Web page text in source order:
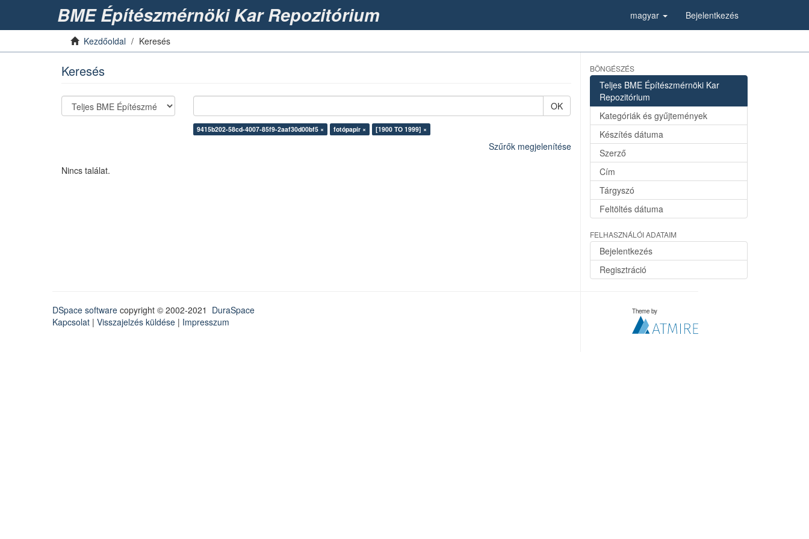
BME Építészmérnöki Kar Repozitórium magyar Bejelentkezés
Kezdőoldal Keresés
Keresés
OK
9415b202-58cd-4007-85f9-2aaf30d00bf5 × fotópapír × [1900 TO 1999] ×
Szűrők megjelenítése
Nincs találat.
BÖNGÉSZÉS
Teljes BME Építészmérnöki Kar
Repozitórium
Kategóriák és gyűjtemények
Készítés dátuma
Szerző
Cím
Tárgyszó
Feltöltés dátuma
FELHASZNÁLÓI ADATAIM
Bejelentkezés
Regisztráció
DSpace software copyright © 2002-2021 DuraSpace
Kapcsolat | Visszajelzés küldése | Impresszum
Theme by